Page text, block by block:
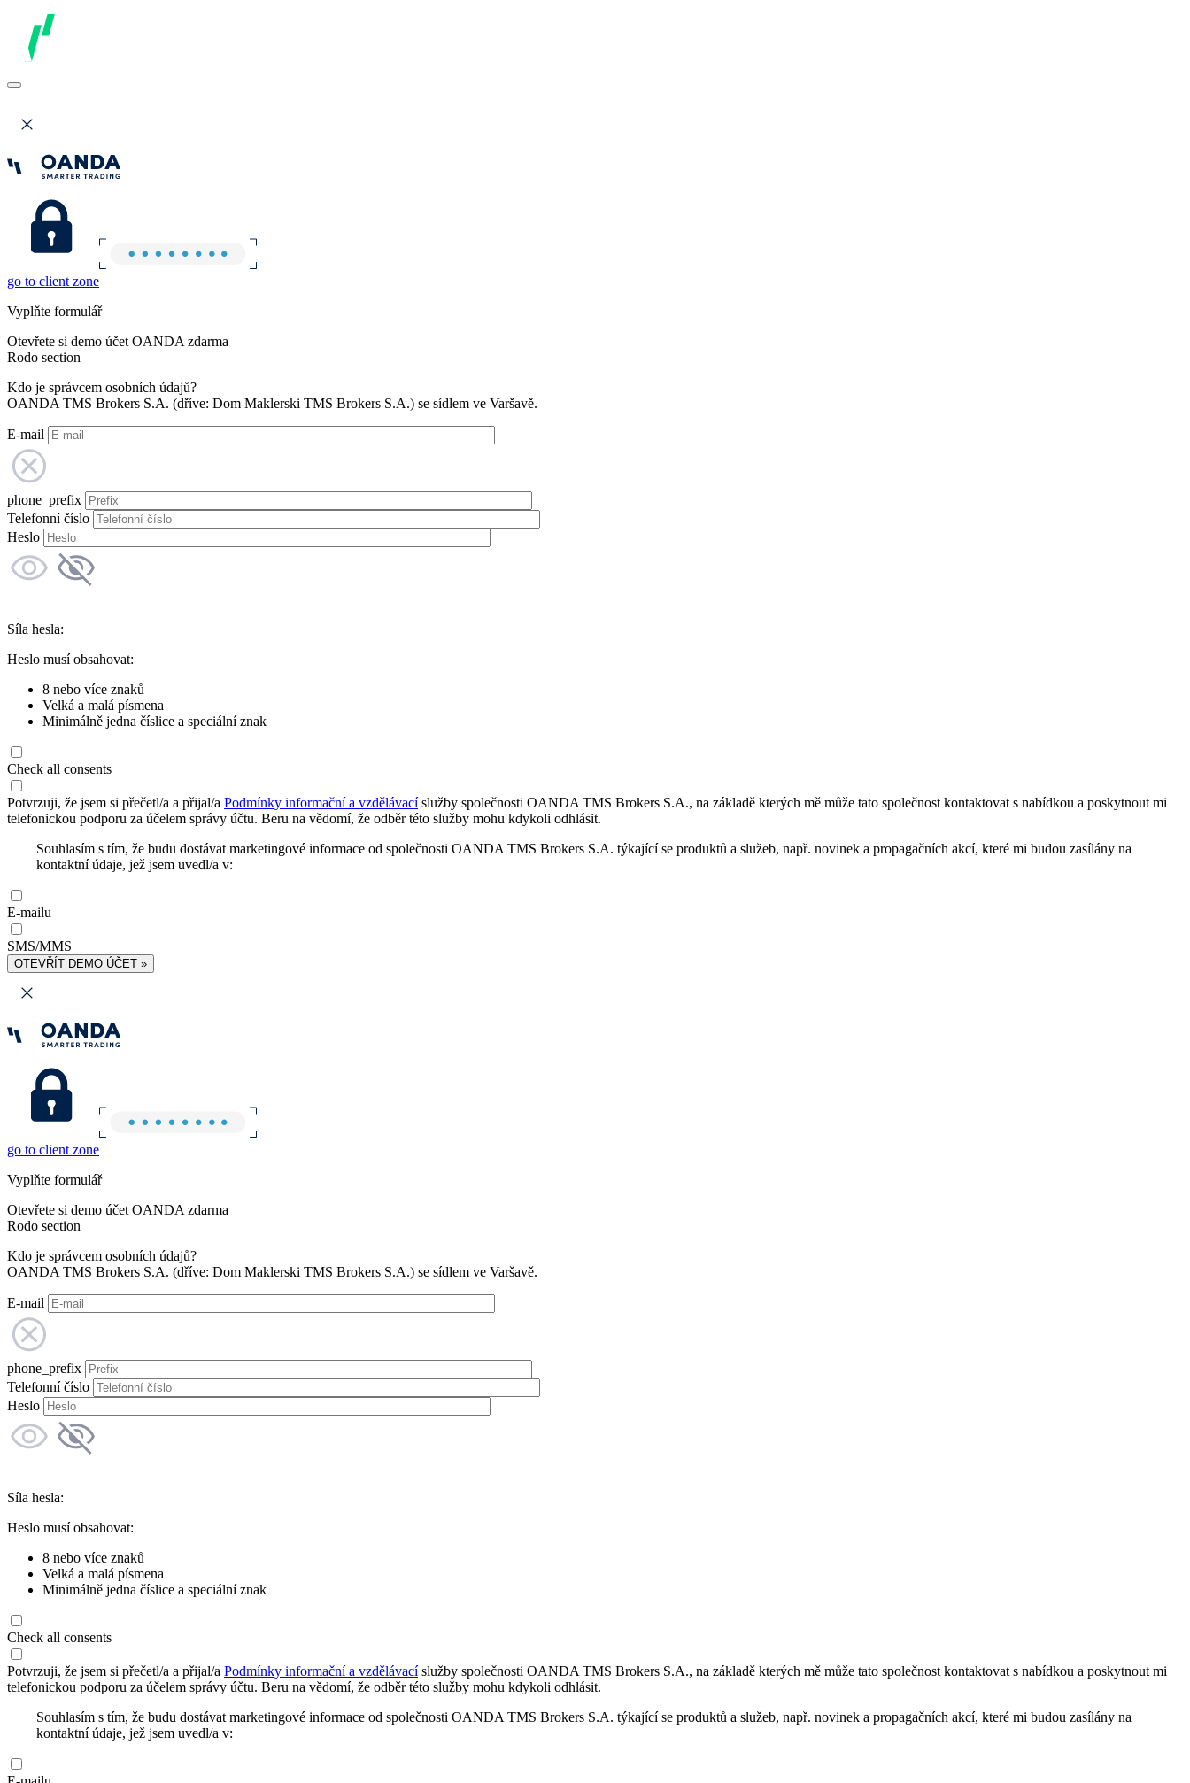
go to client zone
Vyplňte formulář
Otevřete si demo účet OANDA zdarma
Rodo section
Kdo je správcem osobních údajů?
OANDA TMS Brokers S.A. (dříve: Dom Maklerski TMS Brokers S.A.) se sídlem ve Varšavě.
E-mail
phone_prefix
Telefonní číslo
Heslo
Síla hesla:
Heslo musí obsahovat:
8 nebo více znaků
Velká a malá písmena
Minimálně jedna číslice a speciální znak
Check all consents
Potvrzuji, že jsem si přečetl/a a přijal/a Podmínky informační a vzdělávacíslužby společnosti OANDA TMS Brokers S.A., na základě kterých mě může tato společnost kontaktovat s nabídkou a poskytnout mi
telefonickou podporu za účelem správy účtu. Beru na vědomí, že odběr této služby mohu kdykoli odhlásit.
Souhlasím s tím, že budu dostávat marketingové informace od společnosti OANDA TMS Brokers S.A. týkající se produktů a služeb, např. novinek a propagačních akcí, které mi budou zasílány na
kontaktní údaje, jež jsem uvedl/a v:
E-mailu
SMS/MMS
OTEVŘÍT DEMO ÚČET »
go to client zone
Vyplňte formulář
Otevřete si demo účet OANDA zdarma
Rodo section
Kdo je správcem osobních údajů?
OANDA TMS Brokers S.A. (dříve: Dom Maklerski TMS Brokers S.A.) se sídlem ve Varšavě.
E-mail
phone_prefix
Telefonní číslo
Heslo
Síla hesla:
Heslo musí obsahovat:
8 nebo více znaků
Velká a malá písmena
Minimálně jedna číslice a speciální znak
Check all consents
Potvrzuji, že jsem si přečetl/a a přijal/a Podmínky informační a vzdělávacíslužby společnosti OANDA TMS Brokers S.A., na základě kterých mě může tato společnost kontaktovat s nabídkou a poskytnout mi
telefonickou podporu za účelem správy účtu. Beru na vědomí, že odběr této služby mohu kdykoli odhlásit.
Souhlasím s tím, že budu dostávat marketingové informace od společnosti OANDA TMS Brokers S.A. týkající se produktů a služeb, např. novinek a propagačních akcí, které mi budou zasílány na
kontaktní údaje, jež jsem uvedl/a v: